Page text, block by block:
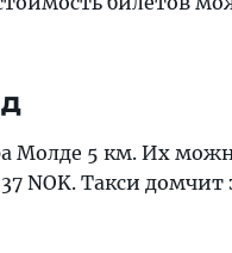
Молде 5 км. Их
NOK. Такси домчит